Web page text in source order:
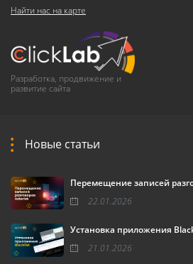
Найти нас на карте
Разработка, продвижение и
развитие сайта
Новые статьи
Перемещение записей
22.01.2026
Установка приложения
21.01.2026